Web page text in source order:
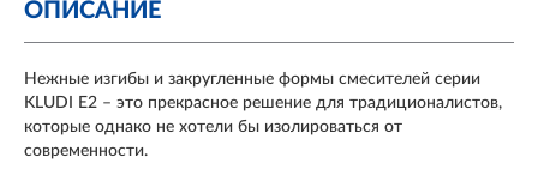
ОПИСАНИЕ
Нежные изгибы и закругленные формы смесителей серии
KLUDI E2 – это прекрасное решение для традиционалистов,
которые однако не хотели бы изолироваться от
современности.